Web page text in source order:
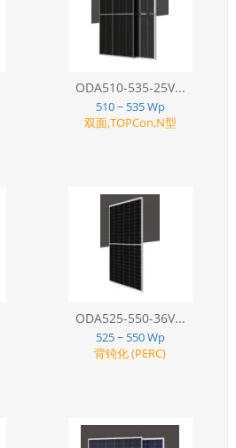
ODA510-535-25V...
510 ~ 535 Wp
双面,TOPCon,N型
ODA525-550-36V...
525 ~ 550 Wp
背钝化 (PERC)